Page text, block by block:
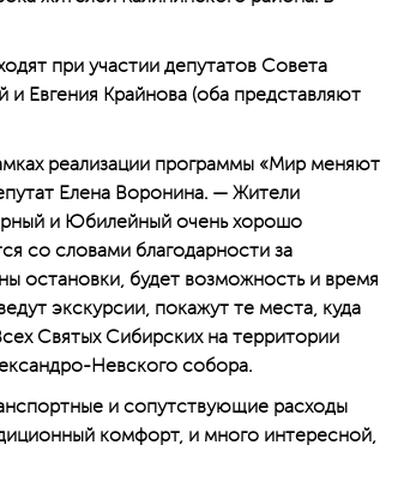
при участии депутатов Совета
Евгения Крайнова (оба представляют
реализации программы «Мир меняют
Елена Воронина. — Жители
и Юбилейный очень хорошо
со словами благодарности за
остановки, будет возможность и время
экскурсии, покажут те места, куда
Святых Сибирских на территории
Невского собора.
и сопутствующие расходы
комфорт, и много интересной,